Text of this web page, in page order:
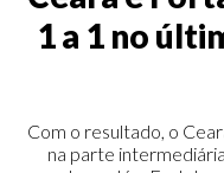
1 a 1 no
Com o resultado, o
na parte